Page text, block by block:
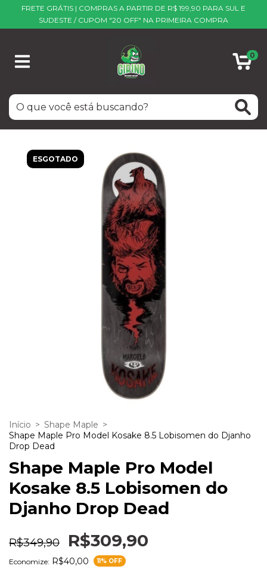
FRETE GRÁTIS | COMPRAS A PARTIR DE R$ 199,90 PARA SUL E
SUDESTE / CUPOM "20 OFF" NA PRIMEIRA COMPRA
0
ESGOTADO
Início > Shape Maple >
Shape Maple Pro Model Kosake 8.5 Lobisomen do Djanho
Drop Dead
Shape Maple Pro Model
Kosake 8.5 Lobisomen do
Djanho Drop Dead
R$349,90 R$309,90
Economize: R$40,00 11 % OFF